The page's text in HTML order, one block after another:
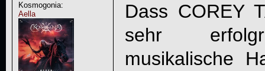
Kosmogonia:
Aella
Dass COREY
sehr
musikalische